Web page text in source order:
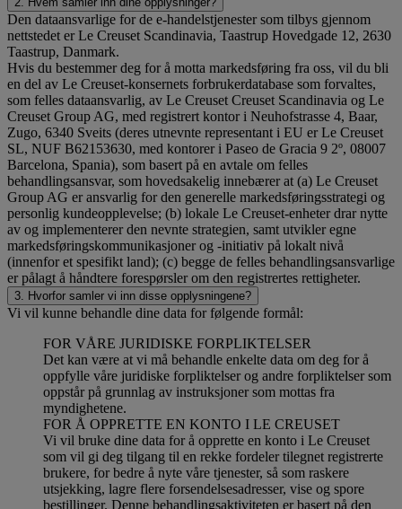
Den dataansvarlige for de e-handelstjenester som tilbys gjennom
nettstedet er Le Creuset Scandinavia, Taastrup Hovedgade 12, 2630
Taastrup, Danmark.
Hvis du bestemmer deg for å motta markedsføring fra oss, vil du bli
en del av Le Creuset-konsernets forbrukerdatabase som forvaltes,
som felles dataansvarlig, av Le Creuset Creuset Scandinavia og Le
Creuset Group AG, med registrert kontor i Neuhofstrasse 4, Baar,
Zugo, 6340 Sveits (deres utnevnte representant i EU er Le Creuset
SL, NUF B62153630, med kontorer i Paseo de Gracia 9 2º, 08007
Barcelona, Spania), som basert på en avtale om felles
behandlingsansvar, som hovedsakelig innebærer at (a) Le Creuset
Group AG er ansvarlig for den generelle markedsføringsstrategi og
personlig kundeopplevelse; (b) lokale Le Creuset-enheter drar nytte
av og implementerer den nevnte strategien, samt utvikler egne
markedsføringskommunikasjoner og -initiativ på lokalt nivå
(innenfor et spesifikt land); (c) begge de felles behandlingsansvarlige
er pålagt å håndtere forespørsler om den registrertes rettigheter.
3. Hvorfor samler vi inn disse opplysningene?
Vi vil kunne behandle dine data for følgende formål:
FOR VÅRE JURIDISKE FORPLIKTELSER
Det kan være at vi må behandle enkelte data om deg for å
oppfylle våre juridiske forpliktelser og andre forpliktelser som
oppstår på grunnlag av instruksjoner som mottas fra
myndighetene.
FOR Å OPPRETTE EN KONTO I LE CREUSET
Vi vil bruke dine data for å opprette en konto i Le Creuset
som vil gi deg tilgang til en rekke fordeler tilegnet registrerte
brukere, for bedre å nyte våre tjenester, så som raskere
utsjekking, lagre flere forsendelsesadresser, vise og spore
bestillinger. Denne behandlingsaktiviteten er basert på den